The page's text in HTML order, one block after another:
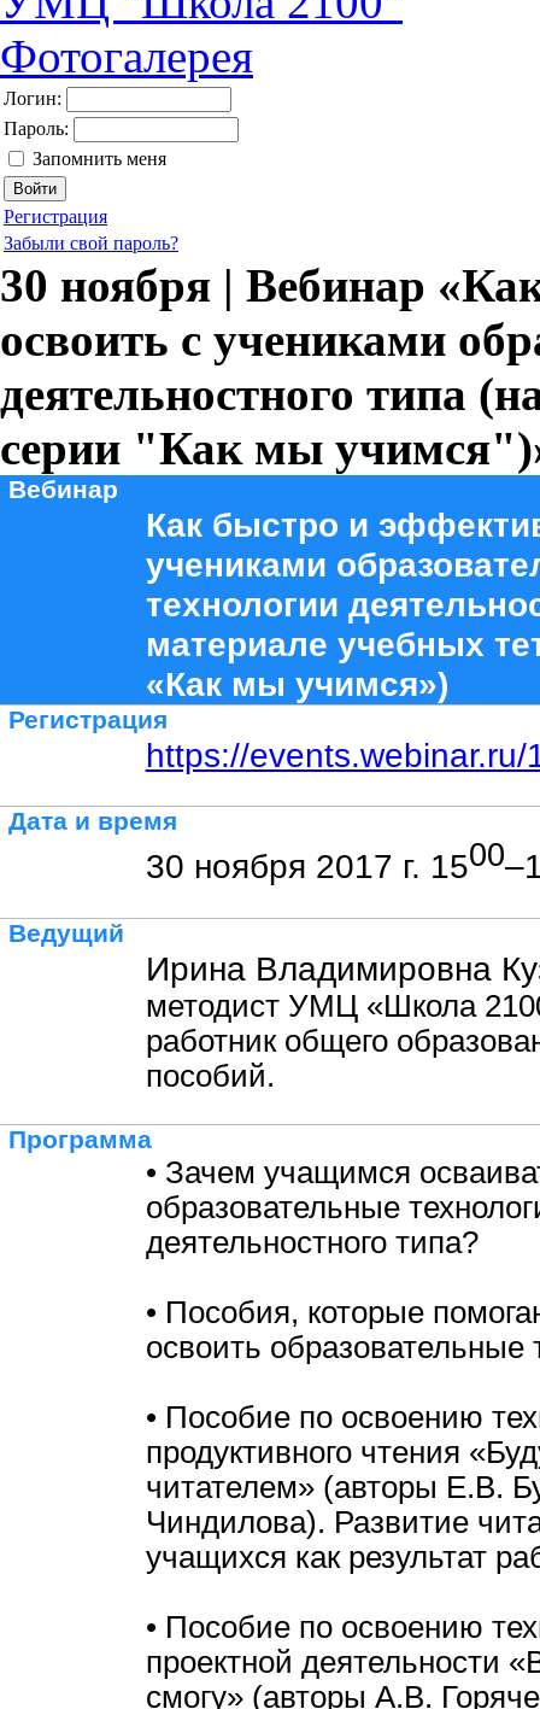
Фотогалерея
Логин:
Пароль:
Запомнить меня
Регистрация
Забыли свой пароль?
30 ноября | Вебинар
освоить с учениками
деятельностного типа
серии "Как мы
Вебинар
Как быстро и
учениками
технологии
материале учебных
«Как мы учимся»)
Регистрация
https://
Дата и время
30 ноября 2017 г. 1500
Ведущий
Ирина Владимировна
методист УМЦ «Школа
работник общего
пособий.
Программа
• Зачем учащимся
образовательные
деятельностного типа?
• Пособия, которые
освоить образовательные
• Пособие по освоению
продуктивного чтения
читателем» (авторы Е.В.
Чиндилова). Развитие
учащихся как результат
• Пособие по освоению
проектной деятельности
смогу» (авторы А.В.